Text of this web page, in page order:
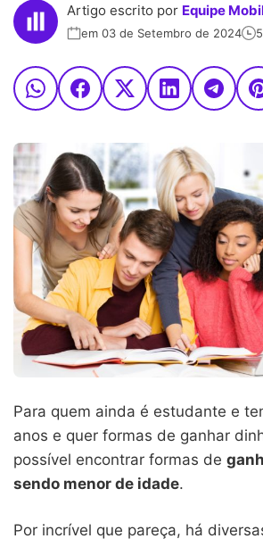
Artigo escrito por Equipe
em 03 de Setembro de 2024
Para quem ainda é estudante e
anos e quer formas de ganhar
possível encontrar formas de
sendo menor de idade.
Por incrível que pareça, há